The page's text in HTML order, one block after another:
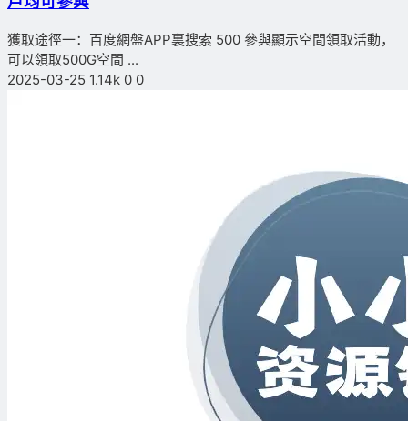
獲取途徑一：百度網盤APP裏搜索 500 參與顯示空間領取活動，
可以領取500G空間 ...
2025-03-25 1.14k 0 0